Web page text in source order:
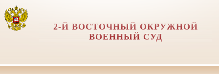
2-Й ВОСТОЧНЫЙ ОКРУЖНОЙ
ВОЕННЫЙ СУД